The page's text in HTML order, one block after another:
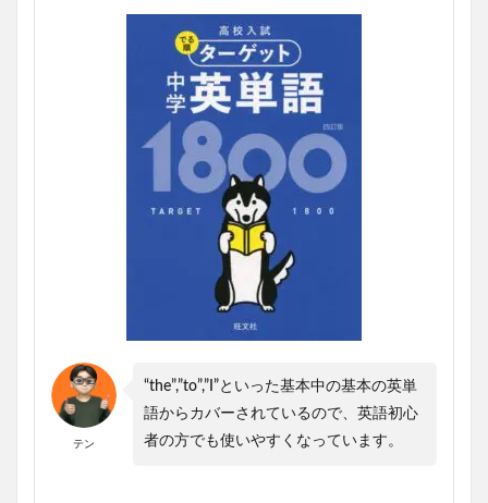
テン
“the”,”to”,”I”といった基本中の基本の英単
語からカバーされているので、英語初心
者の方でも使いやすくなっています。